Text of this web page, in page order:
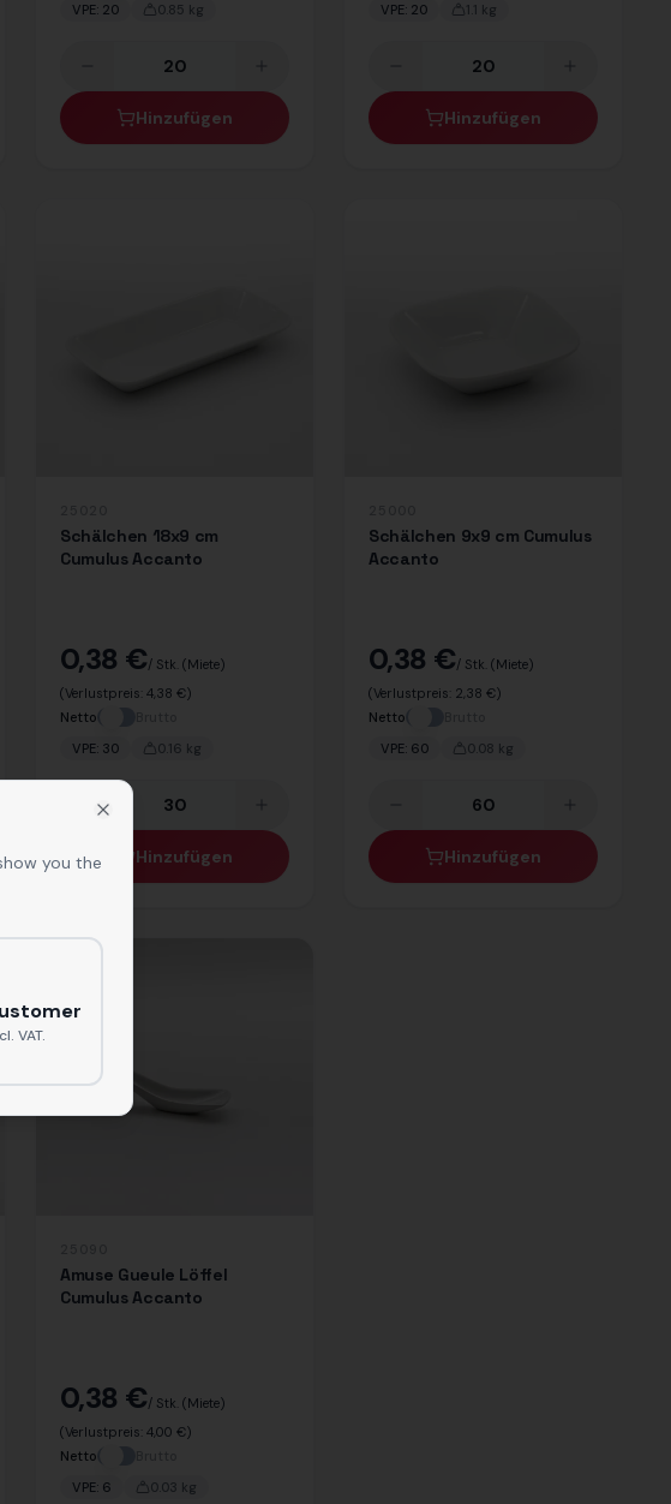
VPE: 20 0.85 kg
Hinzufügen
VPE: 20 1.1 kg
Hinzufügen
Schälchen 18x9 cm
Cumulus Accanto
0,38 €/ Stk.(Miete)
(Verlustpreis: 4,38 €)
Netto
VPE: 30 0.16 kg
Hinzufügen
Schälchen 9x9 cm Cumulus
Accanto
0,38 €/ Stk.(Miete)
(Verlustpreis: 2,38 €)
Netto
VPE: 60 0.08 kg
Hinzufügen
Amuse Gueule Löffel
Cumulus Accanto
0,38 €/ Stk.(Miete)
(Verlustpreis: 4,00 €)
Netto
VPE: 6 0.03 kg
you the
VAT.
Close